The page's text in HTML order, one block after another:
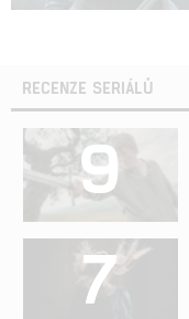
RECENZE SERIÁLŮ
9
7